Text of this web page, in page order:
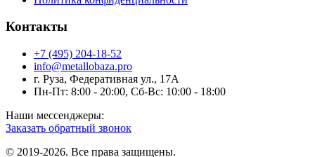
Контакты
+7 (495) 204-18-52
info@metallobaza.pro
г. Руза, Федеративная ул., 17А
Пн-Пт: 8:00 - 20:00, Сб-Вс: 10:00 - 18:00
Наши мессенджеры:
Заказать обратный звонок
© 2019-2026. Все права защищены.